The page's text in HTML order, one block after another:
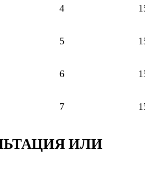
4
5
6
7
ИЛИ